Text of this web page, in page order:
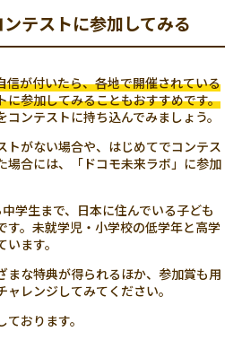
テストに参加してみる
信が付いたら、各地で開催されている
に参加してみることもおすすめです。
ンテストに持ち込んでみましょう。
トがない場合や、はじめてでコンテス
場合には、「ドコモ未来ラボ」に参加
学生まで、日本に住んでいる子ども
す。未就学児・小学校の低学年と高学
ます。
まな特典が得られるほか、参加賞も用
レンジしてみてください。
おります。